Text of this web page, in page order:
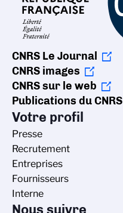
CNRS Le Journal
CNRS images
CNRS sur le web
Publications du CNRS
Votre profil
Presse
Recrutement
Entreprises
Fournisseurs
Interne
Nous suivre